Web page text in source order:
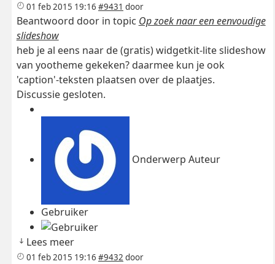
01 feb 2015 19:16 #9431 door
Beantwoord door in topic Op zoek naar een eenvoudige
slideshow
heb je al eens naar de (gratis) widgetkit-lite slideshow
van yootheme gekeken? daarmee kun je ook
'caption'-teksten plaatsen over de plaatjes.
Discussie gesloten.
Onderwerp Auteur
Gebruiker
Lees meer
01 feb 2015 19:16 #9432 door